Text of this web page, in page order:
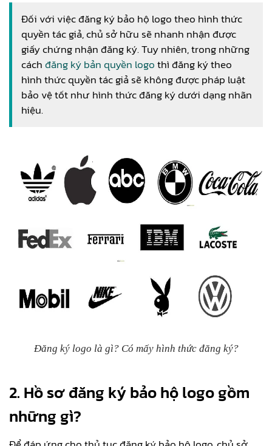
Đối với việc đăng ký bảo hộ logo theo hình thức
quyền tác giả, chủ sở hữu sẽ nhanh nhận được
giấy chứng nhận đăng ký. Tuy nhiên, trong những
cáchđăng ký bản quyền logothì đăng ký theo
hình thức quyền tác giả sẽ không được pháp luật
bảo vệ tốt như hình thức đăng ký dưới dạng nhãn
hiệu.
Đăng ký logo là gì? Có mấy hình thức đăng ký?
2. Hồ sơ đăng ký bảo hộ logo gồm
những gì?